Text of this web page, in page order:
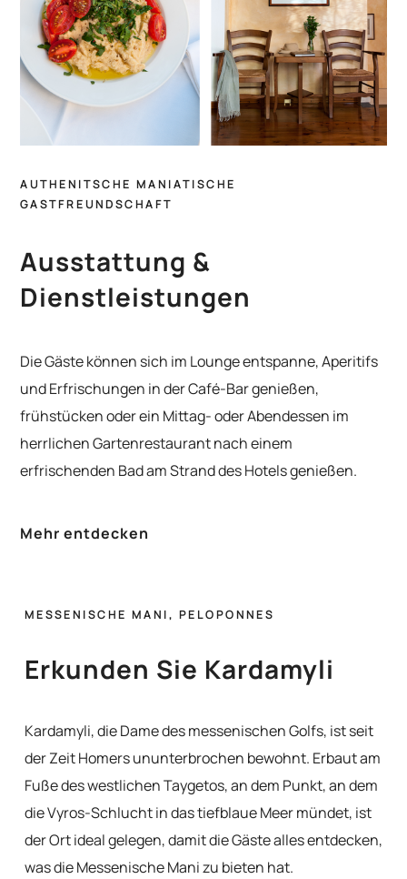
AUTHENITSCHE MANIATISCHE
GASTFREUNDSCHAFT
Ausstattung &
Dienstleistungen
Die Gäste können sich im Lounge entspanne, Aperitifs
und Erfrischungen in der Café-Bar genießen,
frühstücken oder ein Mittag- oder Abendessen im
herrlichen Gartenrestaurant nach einem
erfrischenden Bad am Strand des Hotels genießen.
Mehr entdecken
MESSENISCHE MANI, PELOPONNES
Erkunden Sie Kardamyli
Kardamyli, die Dame des messenischen Golfs, ist seit
der Zeit Homers ununterbrochen bewohnt. Erbaut am
Fuße des westlichen Taygetos, an dem Punkt, an dem
die Vyros-Schlucht in das tiefblaue Meer mündet, ist
der Ort ideal gelegen, damit die Gäste alles entdecken,
was die Messenische Mani zu bieten hat.